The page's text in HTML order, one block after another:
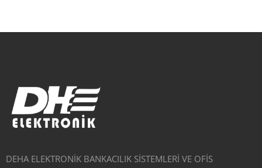
DEHA ELEKTRONİK BANKACILIK SİSTEMLERİ VE OFİS